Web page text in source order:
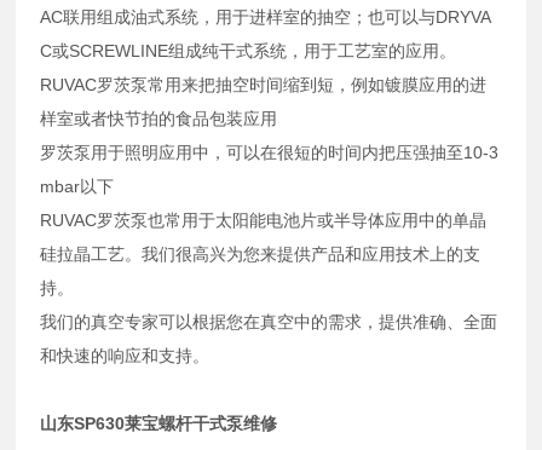
AC联用组成油式系统，用于进样室的抽空；也可以与DRYVA
C或SCREWLINE组成纯干式系统，用于工艺室的应用。
RUVAC罗茨泵常用来把抽空时间缩到短，例如镀膜应用的进
样室或者快节拍的食品包装应用
罗茨泵用于照明应用中，可以在很短的时间内把压强抽至10-3
mbar以下
RUVAC罗茨泵也常用于太阳能电池片或半导体应用中的单晶
硅拉晶工艺。我们很高兴为您来提供产品和应用技术上的支
持。
我们的真空专家可以根据您在真空中的需求，提供准确、全面
和快速的响应和支持。
山东SP630莱宝螺杆干式泵维修